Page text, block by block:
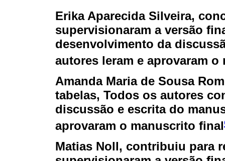
Erika Aparecida Silveira,
supervisionaram a versão
desenvolvimento da
autores leram e aprovaram
Amanda Maria de Sousa
tabelas, Todos os autores
discussão e escrita do
aprovaram o manuscrito final
Matias Noll, contribuiu para